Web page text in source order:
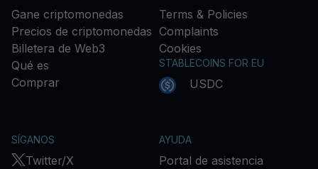
Gane criptomonedas
Precios de criptomonedas
Billetera de Web3
Qué es
Comprar
Terms & Policies
Complaints
Cookies
STABLECOINS FOR EU
USDC
SÍGANOS
Twitter/X
AYUDA
Portal de asistencia